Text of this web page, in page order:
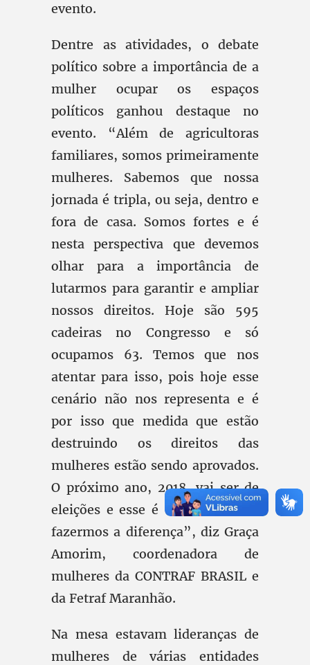
evento.
Dentre as atividades, o debate
político sobre a importância de a
mulher ocupar os espaços
políticos ganhou destaque no
evento. “Além de agricultoras
familiares, somos primeiramente
mulheres. Sabemos que nossa
jornada é tripla, ou seja, dentro e
fora de casa. Somos fortes e é
nesta perspectiva que devemos
olhar para a importância de
lutarmos para garantir e ampliar
nossos direitos. Hoje são 595
cadeiras no Congresso e só
ocupamos 63. Temos que nos
atentar para isso, pois hoje esse
cenário não nos representa e é
por isso que medida que estão
destruindo os direitos das
mulheres estão sendo aprovados.
O próximo ano, 2018, vai ser de
eleições e esse é o momento de
fazermos a diferença”, diz Graça
Amorim, coordenadora de
mulheres da CONTRAF BRASIL e
da Fetraf Maranhão.
Na mesa estavam lideranças de
mulheres de várias entidades